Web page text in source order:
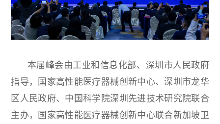
本届峰会由工业和信息化部、深圳市人民政府
指导，国家高性能医疗器械创新中心、深圳市龙华
区人民政府、中国科学院深圳先进技术研究院联合
主办，国家高性能医疗器械创新中心联合新加坡卫